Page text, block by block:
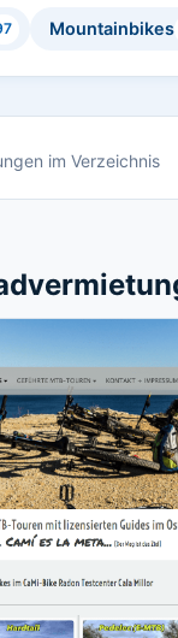
Mountainbikes
im Verzeichnis